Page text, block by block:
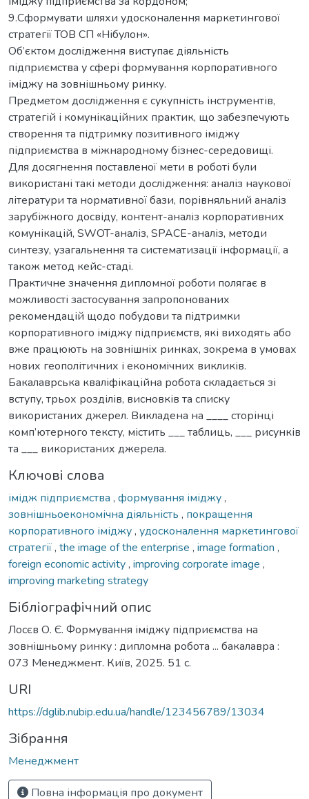
9.Сформувати шляхи удосконалення маркетингової
стратегії ТОВ СП «Нібулон».
Об’єктом дослідження виступає діяльність
підприємства у сфері формування корпоративного
іміджу на зовнішньому ринку.
Предметом дослідження є сукупність інструментів,
стратегій і комунікаційних практик, що забезпечують
створення та підтримку позитивного іміджу
підприємства в міжнародному бізнес-середовищі.
Для досягнення поставленої мети в роботі були
використані такі методи дослідження: аналіз наукової
літератури та нормативної бази, порівняльний аналіз
зарубіжного досвіду, контент-аналіз корпоративних
комунікацій, SWOT-аналіз, SPACE-аналіз, методи
синтезу, узагальнення та систематизації інформації, а
також метод кейс-стаді.
Практичне значення дипломної роботи полягає в
можливості застосування запропонованих
рекомендацій щодо побудови та підтримки
корпоративного іміджу підприємств, які виходять або
вже працюють на зовнішніх ринках, зокрема в умовах
нових геополітичних і економічних викликів.
Бакалаврська кваліфікаційна робота складається зі
вступу, трьох розділів, висновків та списку
використаних джерел. Викладена на ____ сторінці
комп’ютерного тексту, містить ___ таблиць, ___ рисунків
та ___ використаних джерела.
Ключові слова
імідж підприємства , формування іміджу,
зовнішньоекономічна діяльність , покращення
корпоративного іміджу, удосконалення маркетингової
стратегії, the image of the enterprise , image formation ,
foreign economic activity, improving corporate image ,
improving marketing strategy
Бібліографічний опис
Лосєв О. Є. Формування іміджу підприємства на
зовнішньому ринку : дипломна робота ... бакалавра :
073 Менеджмент. Київ, 2025. 51 с.
URI
https://dglib.nubip.edu.ua/handle/123456789/13034
Зібрання
Менеджмент
Повна інформація про документ